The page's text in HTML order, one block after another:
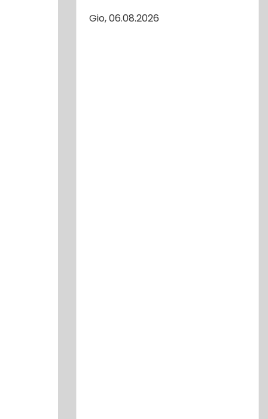
Gio, 06.08.2026